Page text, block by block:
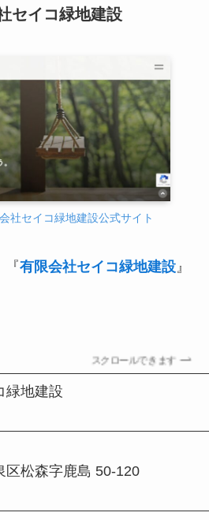
セイコ緑地建設
社セイコ緑地建設公式サイト
『有限会社セイコ緑地建設』
スクロールできます
緑地建設
区松森字鹿島 50-120